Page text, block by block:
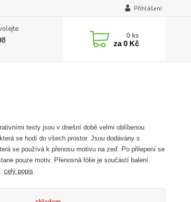
Přihlášení
0 ks
za0 Kč
texty jsou v dnešní době velmi oblíbenou
se hodí do všech prostor. Jsou dodávány s
se používá k přenosu motivu na zeď. Po přilepení se
pouze motiv. Přenosná fólie je součástí balení.
celý popis